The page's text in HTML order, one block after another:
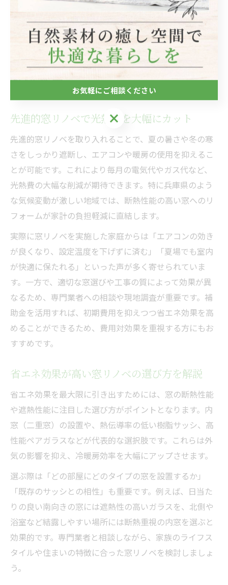
です。
省エネと電気代対策なら窓リノベ
が決め手
先進的窓リノベで光熱費を大幅にカット
先進的窓リノベを取り入れることで、夏の暑さや冬の寒
さをしっかり遮断し、エアコンや暖房の使用を抑えるこ
とが可能です。これにより毎月の電気代やガス代など、
光熱費の大幅な削減が期待できます。特に兵庫県のよう
な気候変動が激しい地域では、断熱性能の高い窓へのリ
フォームが家計の負担軽減に直結します。
実際に窓リノベを実施した家庭からは「エアコンの効き
が良くなり、設定温度を下げずに済む」「夏場でも室内
が快適に保たれる」といった声が多く寄せられていま
す。一方で、適切な窓選びや工事の質によって効果が異
なるため、専門業者への相談や現地調査が重要です。補
助金を活用すれば、初期費用を抑えつつ省エネ効果を高
めることができるため、費用対効果を重視する方にもお
すすめです。
省エネ効果が高い窓リノベの選び方を解説
省エネ効果を最大限に引き出すためには、窓の断熱性能
や遮熱性能に注目した選び方がポイントとなります。内
窓（二重窓）の設置や、熱伝導率の低い樹脂サッシ、高
性能ペアガラスなどが代表的な選択肢です。これらは外
気の影響を抑え、冷暖房効率を大幅にアップさせます。
選ぶ際は「どの部屋にどのタイプの窓を設置するか」
「既存のサッシとの相性」も重要です。例えば、日当た
りの良い南向きの窓には遮熱性の高いガラスを、北側や
浴室など結露しやすい場所には断熱重視の内窓を選ぶと
効果的です。専門業者と相談しながら、家族のライフス
タイルや住まいの特徴に合った窓リノベを検討しましょ
う。
お気軽にご相談ください
お気軽にご相談ください